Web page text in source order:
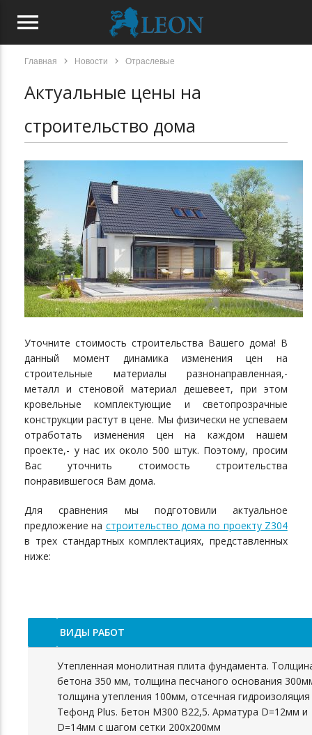
menu
Главная chevron_right Новости chevron_right Отраслевые
Актуальные цены на
строительство дома
Уточните стоимость строительства Вашего дома! В
данный момент динамика изменения цен на
строительные материалы разнонаправленная,-
металл и стеновой материал дешевеет, при этом
кровельные комплектующие и светопрозрачные
конструкции растут в цене. Мы физически не успеваем
отработать изменения цен на каждом нашем
проекте,- у нас их около 500 штук. Поэтому, просим
Вас уточнить стоимость строительства
понравившегося Вам дома.
Для сравнения мы подготовили актуальное
предложение на строительство дома по проекту Z304
в трех стандартных комплектациях, представленных
ниже:
ВИДЫ РАБОТ
Утепленная монолитная плита фундамента.
бетона 350 мм, толщина песчаного основания
толщина утепления 100мм, отсечная гидроизоляция
Тефонд Plus. Бетон М300 В22,5. Арматура D=12мм и
D=14мм с шагом сетки 200х200мм